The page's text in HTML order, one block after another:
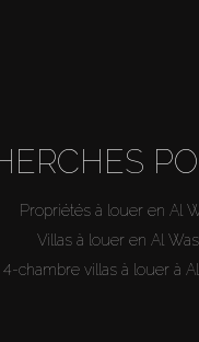
Propriétés à louer en Al
Villas à louer en Al
4-chambre villas à louer à